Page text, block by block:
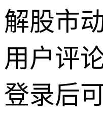
解股市
用户评
登录后